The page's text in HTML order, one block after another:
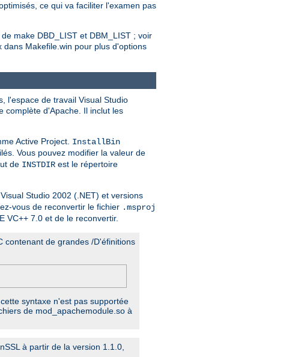
ce qui va faciliter l'examen pas
make DBD_LIST et DBM_LIST ; voir
Makefile.win pour plus d'options
l'espace de travail Visual Studio
complète d'Apache. Il inclut les
Active Project. InstallBin
Vous pouvez modifier la valeur de
de INSTDIR est le répertoire
Studio 2002 (.NET) et versions
vous de reconvertir le fichier .msproj
VC++ 7.0 et de le reconvertir.
contenant de grandes /D'éfinitions
syntaxe n'est pas supportée
de mod_apachemodule.so à
à partir de la version 1.1.0,